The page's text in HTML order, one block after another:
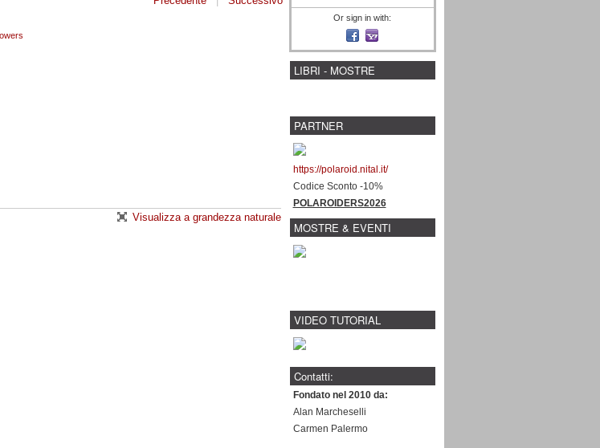
Visualizza a grandezza naturale
Or sign in with:
LIBRI - MOSTRE
PARTNER
https://polaroid.nital.it/
Codice Sconto -10%
POLAROIDERS2026
MOSTRE & EVENTI
VIDEO TUTORIAL
Contatti:
Fondato nel 2010 da:
Alan Marcheselli
Carmen Palermo